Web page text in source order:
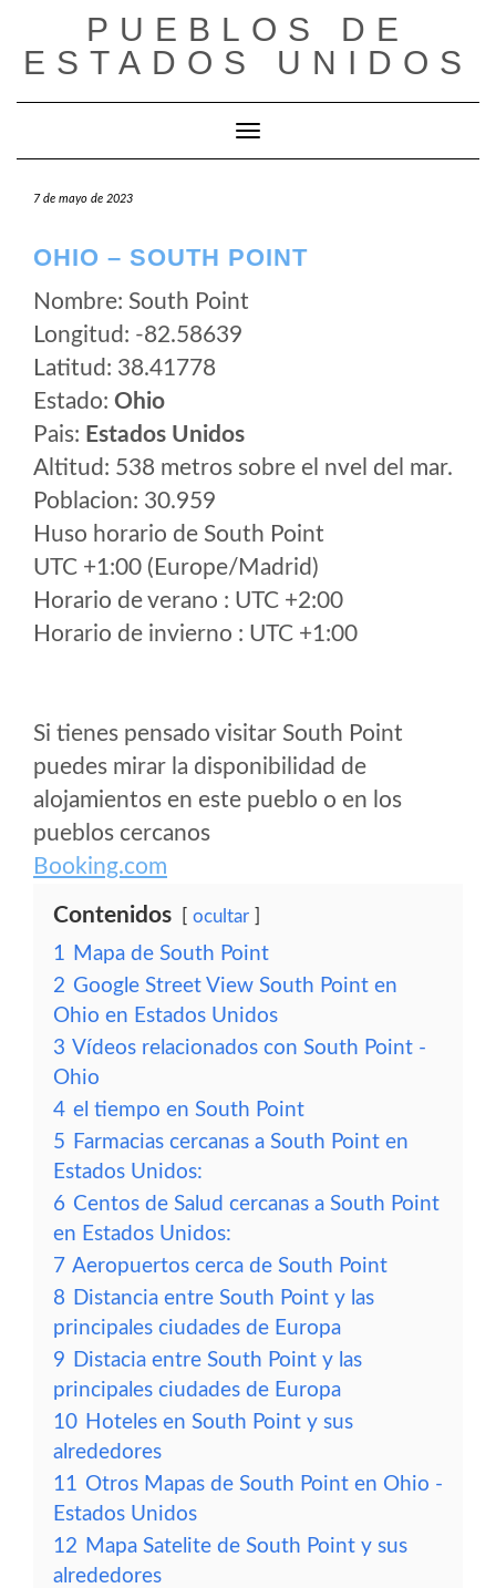
contenido
PUEBLOS DE
ESTADOS UNIDOS
Cambiar modo de navegación
7 de mayo de 2023
OHIO – SOUTH POINT
Nombre: South Point
Longitud: -82.58639
Latitud: 38.41778
Estado: Ohio
Pais: Estados Unidos
Altitud: 538 metros sobre el nvel del mar.
Poblacion: 30.959
Huso horario de South Point
UTC +1:00 (Europe/Madrid)
Horario de verano : UTC +2:00
Horario de invierno : UTC +1:00
Si tienes pensado visitar South Point
puedes mirar la disponibilidad de
alojamientos en este pueblo o en los
pueblos cercanos
Booking.com
Contenidos ocultar
1 Mapa de South Point
2 Google Street View South Point en
Ohio en Estados Unidos
3 Vídeos relacionados con South Point -
Ohio
4 el tiempo en South Point
5 Farmacias cercanas a South Point en
Estados Unidos:
6 Centos de Salud cercanas a South Point
en Estados Unidos:
7 Aeropuertos cerca de South Point
8 Distancia entre South Point y las
principales ciudades de Europa
9 Distacia entre South Point y las
principales ciudades de Europa
10 Hoteles en South Point y sus
alrededores
11 Otros Mapas de South Point en Ohio -
Estados Unidos
12 Mapa Satelite de South Point y sus
alrededores